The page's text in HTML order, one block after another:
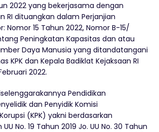
2022 yang bekerjasama dengan
RI dituangkan dalam Perjanjian
Nomor 15 Tahun 2022, Nomor B-15/
Peningkatan Kapasitas dan atau
Daya Manusia yang ditandatangani
KPK dan Kepala Badiklat Kejaksaan RI
2022.
Pendidikan
dan Penyidik Komisi
(KPK) yakni berdasarkan
No. 19 Tahun 2019 Jo. UU No. 30 Tahun